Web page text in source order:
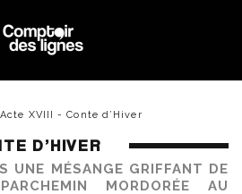
Acte XVIII - Conte d’Hiver
D’HIVER
UNE MÉSANGE GRIFFANT DE
MORDORÉE AU